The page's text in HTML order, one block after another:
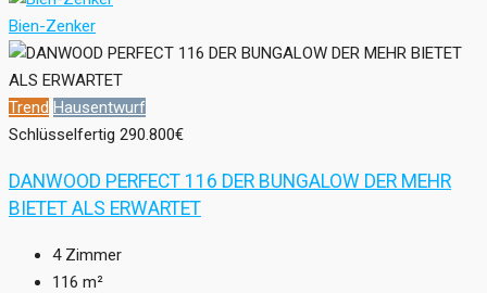
Bien-Zenker
Trend Hausentwurf
Schlüsselfertig 290.800€
DANWOOD PERFECT 116 DER BUNGALOW DER MEHR
BIETET ALS ERWARTET
4 Zimmer
116 m²